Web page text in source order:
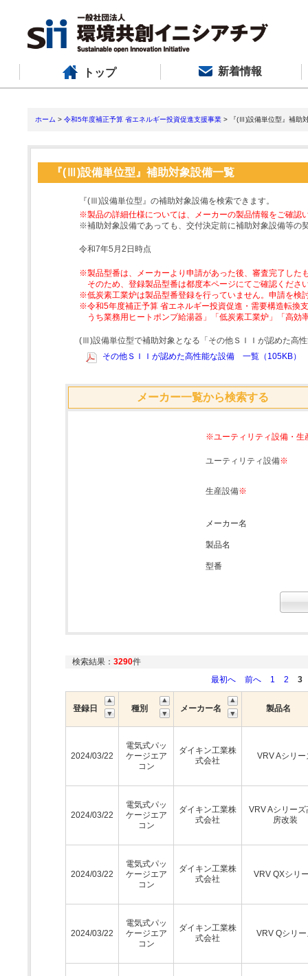
トップ 新着情報
ホーム > 令和5年度補正予算 省エネルギー投資促進支援事業 > 『(Ⅲ)設備単位型』補助
『(Ⅲ)設備単位型』補助対象設備一覧
『(Ⅲ)設備単位型』の補助対象設備を検索できます。
※製品の詳細仕様については、メーカーの製品情報をご確認
※補助対象設備であっても、交付決定前に補助対象設備等の
令和7年5月2日時点
※製品型番は、メーカーより申請があった後、審査完了した
そのため、登録製品型番は都度本ページにてご確認くださ
※低炭素工業炉は製品型番登録を行っていません。申請を検
※令和5年度補正予算 省エネルギー投資促進・需要構造転換
うち業務用ヒートポンプ給湯器」「低炭素工業炉」「高
(Ⅲ)設備単位型で補助対象となる「その他ＳＩＩが認めた高
その他ＳＩＩが認めた高性能な設備 一覧（105KB）
メーカー一覧から検索する
※ユーティリティ設備・生
ユーティリティ設備※
生産設備※
メーカー名
製品名
型番
検索結果： 3290件
最初へ
前へ 1 2 3
登録日 種別 メーカー名 製品名
2024/03/22
電気式パッ
ケージエア
コン
ダイキン工業株
式会社
VRV Aシリー
2024/03/22
電気式パッ
ケージエア
コン
ダイキン工業株
式会社
VRV Aシリーズ
房改装
2024/03/22
電気式パッ
ケージエア
コン
ダイキン工業株
式会社
VRV QXシリ
2024/03/22
電気式パッ
ケージエア
コン
ダイキン工業株
式会社
VRV Qシリー